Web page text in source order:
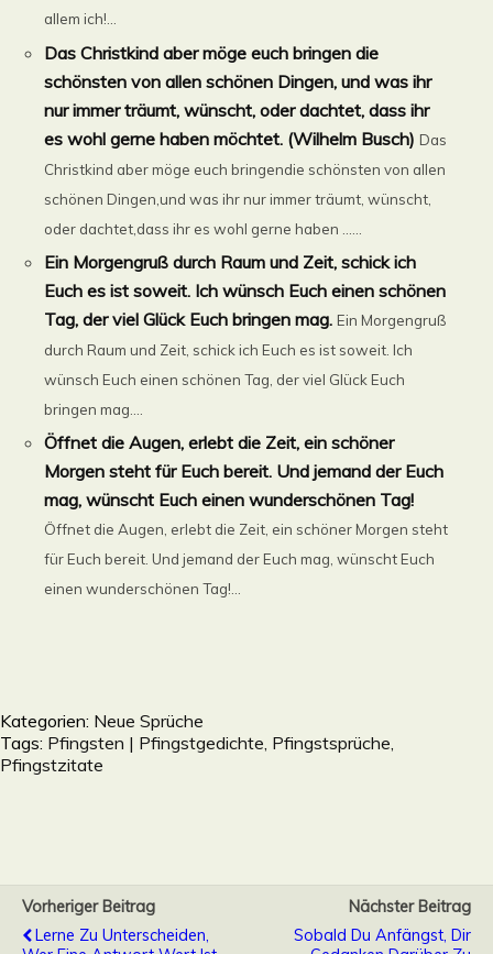
allem ich!...
Das Christkind aber möge euch bringen die
schönsten von allen schönen Dingen, und was ihr
nur immer träumt, wünscht, oder dachtet, dass ihr
es wohl gerne haben möchtet. (Wilhelm Busch) Das
Christkind aber möge euch bringendie schönsten von allen
schönen Dingen,und was ihr nur immer träumt, wünscht,
oder dachtet,dass ihr es wohl gerne haben ......
Ein Morgengruß durch Raum und Zeit, schick ich
Euch es ist soweit. Ich wünsch Euch einen schönen
Tag, der viel Glück Euch bringen mag. Ein Morgengruß
durch Raum und Zeit, schick ich Euch es ist soweit. Ich
wünsch Euch einen schönen Tag, der viel Glück Euch
bringen mag....
Öffnet die Augen, erlebt die Zeit, ein schöner
Morgen steht für Euch bereit. Und jemand der Euch
mag, wünscht Euch einen wunderschönen Tag!
Öffnet die Augen, erlebt die Zeit, ein schöner Morgen steht
für Euch bereit. Und jemand der Euch mag, wünscht Euch
einen wunderschönen Tag!...
Kategorien: Neue Sprüche
Tags: Pfingsten | Pfingstgedichte, Pfingstsprüche,
Pfingstzitate
Vorheriger Beitrag
Lerne Zu Unterscheiden,
Nächster Beitrag
Sobald Du Anfängst, Dir